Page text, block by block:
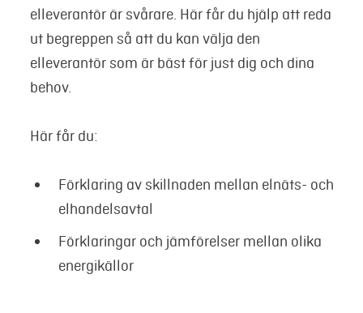
elleverantör är svårare. Här får du hjälp att reda
ut begreppen så att du kan välja den
elleverantör som är bäst för just dig och dina
behov.
Här får du:
Förklaring av skillnaden mellan elnäts- och
elhandelsavtal
Förklaringar och jämförelser mellan olika
energikällor